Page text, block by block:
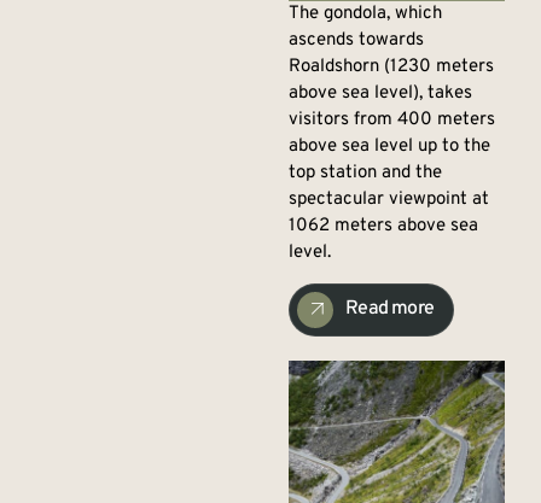
The gondola, which
ascends towards
Roaldshorn (1230 meters
above sea level), takes
visitors from 400 meters
above sea level up to the
top station and the
spectacular viewpoint at
1062 meters above sea
level.
Read more